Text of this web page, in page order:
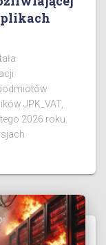
JPK_VAT,
2026 roku.